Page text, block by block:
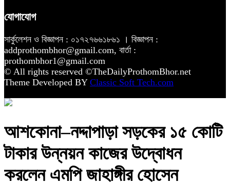
যোগাযোগ
সার্কুলেশন ও বিজ্ঞাপন : ০১৭২৭৬৬১৮৬১ । বিজ্ঞাপন :
addprothombhor@gmail.com, বার্তা :
prothombhor1@gmail.com
© All rights reserved ©TheDailyProthomBhor.net
Theme Developed BY Classic Soft Tech.com
আশকোনা–নদ্দাপাড়া সড়কের ১৫ কোটি
টাকার উন্নয়ন কাজের উদ্বোধন
করলেন এমপি জাহাঙ্গীর হোসেন